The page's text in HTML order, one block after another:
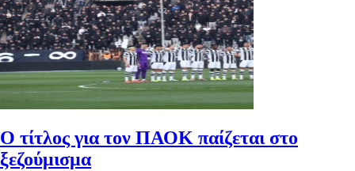
Ο τίτλος για τον ΠΑΟΚ παίζεται στο
ξεζούμισμα